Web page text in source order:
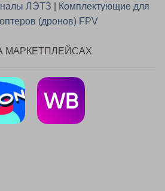
ЛЭТЗ
Комплектующие для
(дронов) FPV
МАРКЕТПЛЕЙСАХ